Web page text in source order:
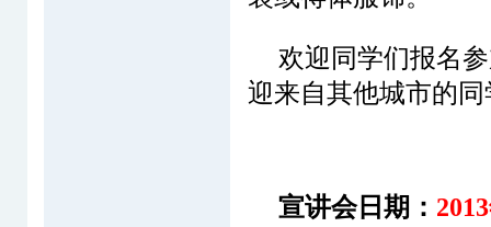
欢迎同学们报名
迎来自其他城市的同
宣讲会日期 ： 2013